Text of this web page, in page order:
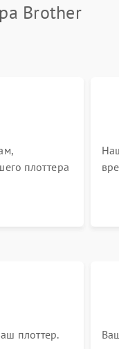
Brother
плоттера
плоттер.